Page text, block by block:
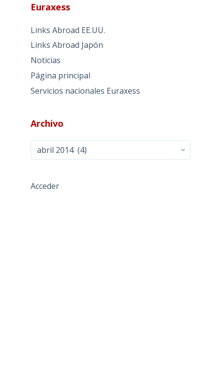
Euraxess
Links Abroad EE.UU.
Links Abroad Japón
Noticias
Página principal
Servicios nacionales Euraxess
Archivo
Archivo
Acceder